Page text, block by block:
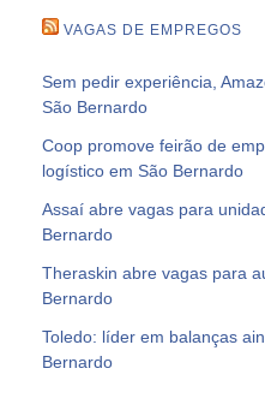
VAGAS DE EMPREGOS
Sem pedir experiência,
São Bernardo
Coop promove feirão de
logístico em São Bernardo
Assaí abre vagas para
Bernardo
Theraskin abre vagas para
Bernardo
Toledo: líder em balanças
Bernardo